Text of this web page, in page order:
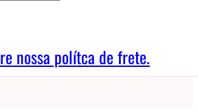
nossa polítca de frete.